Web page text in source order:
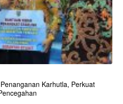
Karhutla, Perkuat